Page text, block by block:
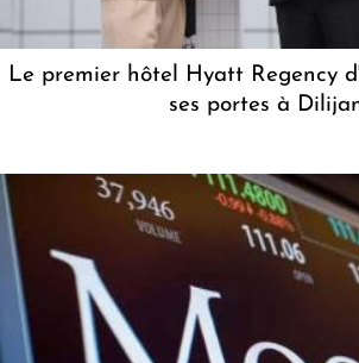
Le premier hôtel Hyatt Regency
ses portes à